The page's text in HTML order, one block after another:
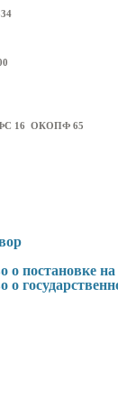
16 ОКОПФ 65
о постановке на
о